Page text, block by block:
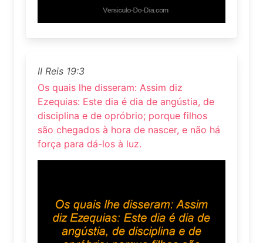
II Reis 19:3
Os quais lhe disseram: Assim diz
Ezequias: Este dia é dia de angústia, de
disciplina e de opróbrio; porque filhos
são chegados à hora de nascer, e não há
força para dá-los à luz.